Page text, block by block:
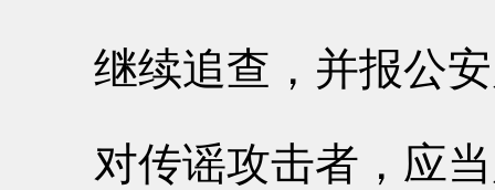
继续追查，并报公安
对传谣攻击者，应当